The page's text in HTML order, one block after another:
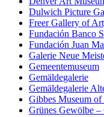
Dulwich Picture
Freer Gallery of
Fundación Banco
Fundación Juan
Galerie Neue
Gemeentemuseum
Gemäldegalerie
Gemäldegalerie
Gibbes Museum
Grünes Gewölbe –